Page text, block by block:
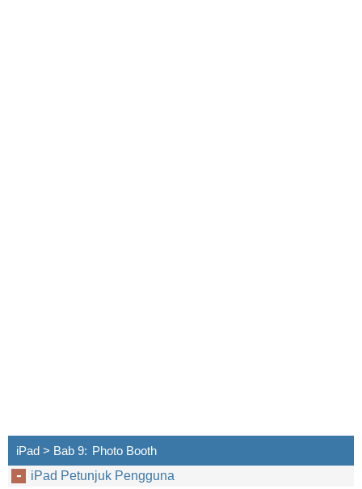
iPad > Bab 9: Photo Booth
iPad Petunjuk Pengguna